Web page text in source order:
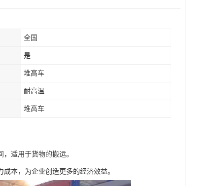
全国
是
堆高车
耐高温
堆高车
适用于货物的搬运。
本，为企业创造更多的经济效益。